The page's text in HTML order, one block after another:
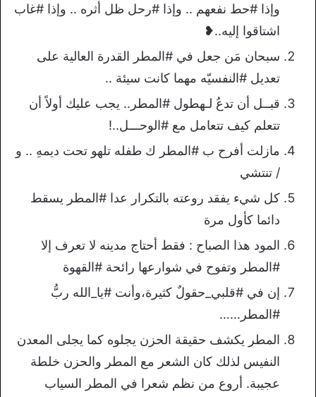
وإذا #حط نفعهم .. وإذا #رحل ظل أثره .. وإذا #غاب
اشتاقوا إليه..❥
سبحان مَن جعل في #المطر القدرة العالية على
تعديل #النفسيّه مهما كانت سيئة ..
قبــل أن تدعُ لـهطول #المطر.. يجب عليك أولاً أن
تتعلم كيف تتعامل مع #الوحـــل..!
مازلت أفرح ب #المطر ك طفله تلهو تحت ديمهِ .. و
/ تنتشي
كل شيء يفقد روعته بالتكرار عدا #المطر يسقط
دائما كأول مرة
المود هذا الصباح : فقط أحتاج مدينه لا تعرف إلا
#المطر وتفوح في شوارعها رائحة #القهوة ⁦⁩
إن في #قلبي_حقولٌ كثيرة،وأنت #يا_الله ربُّ
#المطر……
المطر يكشف حقيقة الحزن يجلوه كما يجلى المعدن
النفيس لذلك كان الشعر مع المطر والحزن خلطة
عجيبة. أروع من نظم شعرا في المطر السياب